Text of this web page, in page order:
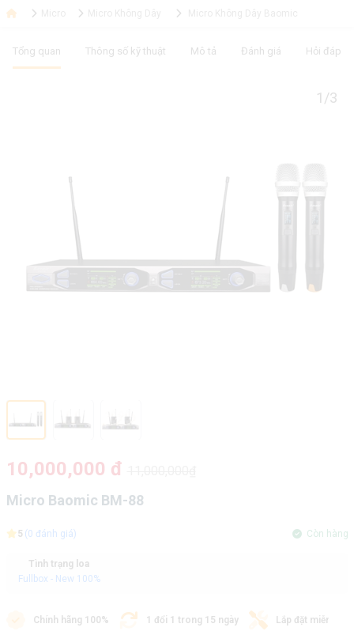
Tổng quan Thông số kỹ thuật Mô tả Đánh giá Hỏi đáp
1/3
10,000,000 đ
Micro Baomic BM-88
5 (0 đánh giá) Còn hàng
Tình trạng loa
Fullbox - New 100%
Chính hãng 100% 1 đổi 1 trong 15 ngày Lắp đặt miễn phí